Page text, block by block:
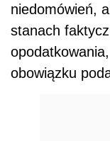
niedomówień,
stanach
obowiązku